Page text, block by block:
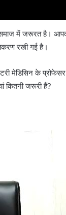
में जरूरत है।
रखी गई है।
मेडिसिन के
कितनी जरूरी हैं?